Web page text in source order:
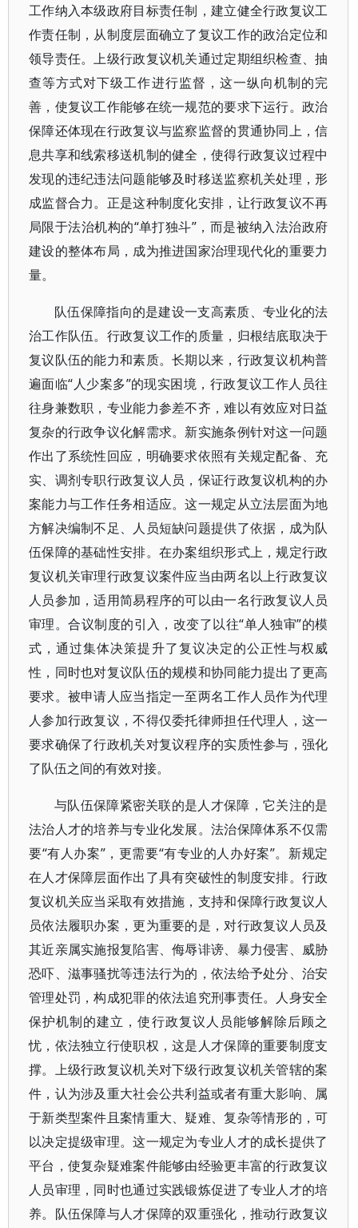
工作纳入本级政府目标责任制，建立健全行政复议工
作责任制，从制度层面确立了复议工作的政治定位和
领导责任。上级行政复议机关通过定期组织检查、抽
查等方式对下级工作进行监督，这一纵向机制的完
善，使复议工作能够在统一规范的要求下运行。政治
保障还体现在行政复议与监察监督的贯通协同上，信
息共享和线索移送机制的健全，使得行政复议过程中
发现的违纪违法问题能够及时移送监察机关处理，形
成监督合力。正是这种制度化安排，让行政复议不再
局限于法治机构的“单打独斗”，而是被纳入法治政府
建设的整体布局，成为推进国家治理现代化的重要力
量。
队伍保障指向的是建设一支高素质、专业化的法
治工作队伍。行政复议工作的质量，归根结底取决于
复议队伍的能力和素质。长期以来，行政复议机构普
遍面临“人少案多”的现实困境，行政复议工作人员往
往身兼数职，专业能力参差不齐，难以有效应对日益
复杂的行政争议化解需求。新实施条例针对这一问题
作出了系统性回应，明确要求依照有关规定配备、充
实、调剂专职行政复议人员，保证行政复议机构的办
案能力与工作任务相适应。这一规定从立法层面为地
方解决编制不足、人员短缺问题提供了依据，成为队
伍保障的基础性安排。在办案组织形式上，规定行政
复议机关审理行政复议案件应当由两名以上行政复议
人员参加，适用简易程序的可以由一名行政复议人员
审理。合议制度的引入，改变了以往“单人独审”的模
式，通过集体决策提升了复议决定的公正性与权威
性，同时也对复议队伍的规模和协同能力提出了更高
要求。被申请人应当指定一至两名工作人员作为代理
人参加行政复议，不得仅委托律师担任代理人，这一
要求确保了行政机关对复议程序的实质性参与，强化
了队伍之间的有效对接。
与队伍保障紧密关联的是人才保障，它关注的是
法治人才的培养与专业化发展。法治保障体系不仅需
要“有人办案”，更需要“有专业的人办好案”。新规定
在人才保障层面作出了具有突破性的制度安排。行政
复议机关应当采取有效措施，支持和保障行政复议人
员依法履职办案，更为重要的是，对行政复议人员及
其近亲属实施报复陷害、侮辱诽谤、暴力侵害、威胁
恐吓、滋事骚扰等违法行为的，依法给予处分、治安
管理处罚，构成犯罪的依法追究刑事责任。人身安全
保护机制的建立，使行政复议人员能够解除后顾之
忧，依法独立行使职权，这是人才保障的重要制度支
撑。上级行政复议机关对下级行政复议机关管辖的案
件，认为涉及重大社会公共利益或者有重大影响、属
于新类型案件且案情重大、疑难、复杂等情形的，可
以决定提级审理。这一规定为专业人才的成长提供了
平台，使复杂疑难案件能够由经验更丰富的行政复议
人员审理，同时也通过实践锻炼促进了专业人才的培
养。队伍保障与人才保障的双重强化，推动行政复议